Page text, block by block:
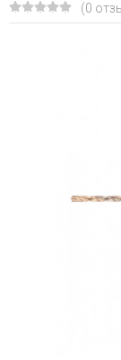
(0